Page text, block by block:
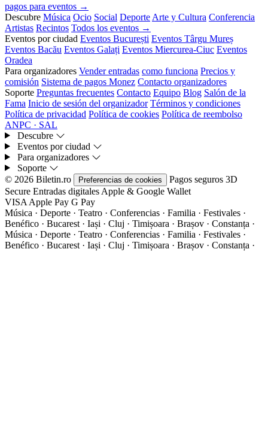
pagos para eventos →
Descubre Música Ocio Social Deporte Arte y Cultura Conferencia
Artistas Recintos Todos los eventos →
Eventos por ciudad Eventos București Eventos Târgu Mureș
Eventos Bacău Eventos Galați Eventos Miercurea-Ciuc Eventos
Oradea
Para organizadores Vender entradas como funciona Precios y
comisión Sistema de pagos Monez Contacto organizadores
Soporte Preguntas frecuentes Contacto Equipo Blog Salón de la
Fama Inicio de sesión del organizador Términos y condiciones
Política de privacidad Política de cookies Política de reembolso
ANPC · SAL
Descubre
Eventos por ciudad
Para organizadores
Soporte
© 2026 Biletin.ro
Preferencias de cookies Pagos seguros 3D
Secure Entradas digitales Apple & Google Wallet
VISA Apple Pay G Pay
Música · Deporte · Teatro · Conferencias · Familia · Festivales ·
Benéfico · Bucarest · Iași · Cluj · Timișoara · Brașov · Constanța ·
Música · Deporte · Teatro · Conferencias · Familia · Festivales ·
Benéfico · Bucarest · Iași · Cluj · Timișoara · Brașov · Constanța ·